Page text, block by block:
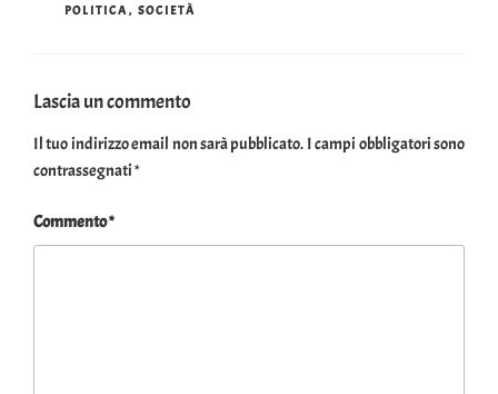
POLITICA, SOCIETÀ
Lascia un commento
Il tuo indirizzo email non sarà pubblicato. I campi obbligatori sono
contrassegnati*
Commento*